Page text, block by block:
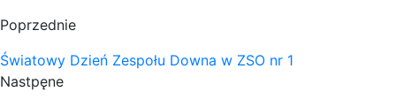
Poprzednie
Światowy Dzień Zespołu Downa w ZSO nr 1
Nastpęne